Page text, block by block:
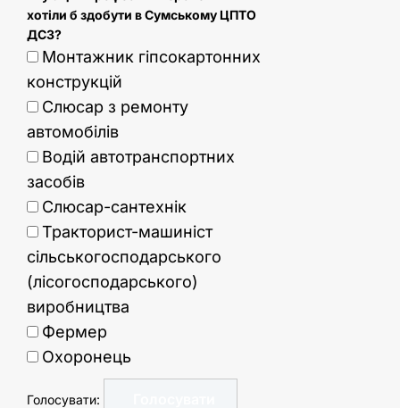
хотіли б здобути в Сумському ЦПТО
ДСЗ?
Монтажник гіпсокартонних
конструкцій
Слюсар з ремонту
автомобілів
Водій автотранспортних
засобів
Слюсар-сантехнік
Тракторист-машиніст
сільськогосподарського
(лісогосподарського)
виробництва
Фермер
Охоронець
Голосувати: